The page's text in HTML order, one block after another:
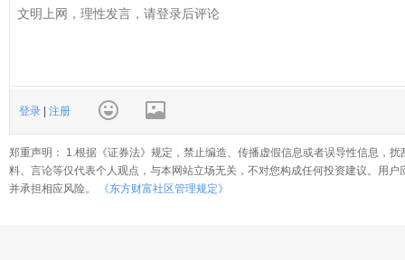
登录 注册
郑重声明： 1.根据《证券法》规定，禁止编造、传播虚假信息或者误导性信息，
料、言论等仅代表个人观点，与本网站立场无关，不对您构成任何投资建议。用
并承担相应风险。
《东方财富社区管理规定》